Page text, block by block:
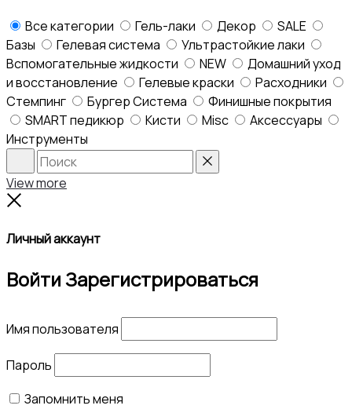
Все категории Гель-лаки Декор
SALE
Базы
Гелевая система
Ультрастойкие лаки
Вспомогательные жидкости
NEW
Домашний уход
и восстановление
Гелевые краски
Расходники
Стемпинг
Бургер Система
Финишные покрытия
SMART педикюр
Кисти Misc
Аксессуары
Инструменты
Search
View more
Личный аккаунт
ВойтиЗарегистрироваться
Имя пользователя
Пароль
Запомнить меня